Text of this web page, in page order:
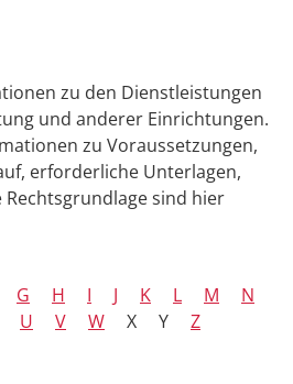
zu den Dienstleistungen
und anderer Einrichtungen.
zu Voraussetzungen,
erforderliche Unterlagen,
sind hier
G H I J K L M
N
U V W X Y Z